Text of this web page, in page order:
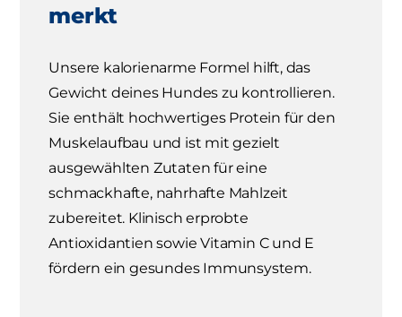
merkt
Unsere kalorienarme Formel hilft, das
Gewicht deines Hundes zu kontrollieren.
Sie enthält hochwertiges Protein für den
Muskelaufbau und ist mit gezielt
ausgewählten Zutaten für eine
schmackhafte, nahrhafte Mahlzeit
zubereitet. Klinisch erprobte
Antioxidantien sowie Vitamin C und E
fördern ein gesundes Immunsystem.